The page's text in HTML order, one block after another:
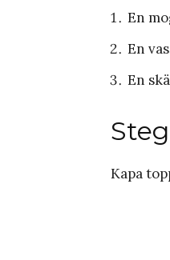
En
En
En
Steg
Kapa